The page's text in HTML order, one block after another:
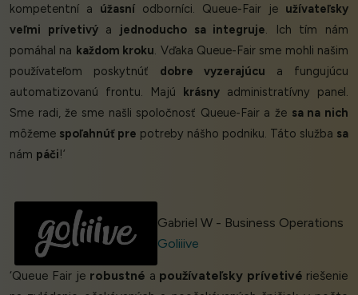
kompetentní a úžasní odborníci. Queue-Fair je užívateľsky
veľmi prívetivýa jednoducho sa integruje . Ich tím nám
pomáhal na každom kroku . Vďaka Queue-Fair sme mohli našim
používateľom poskytnúť dobre vyzerajúcu a fungujúcu
automatizovanú frontu. Majú krásny administratívny panel.
Sme radi, že sme našli spoločnosť Queue-Fair a že sa na nich
môžeme spoľahnúť pre potreby nášho podniku. Táto služba sa
nám páči!’
Gabriel W - Business Operations
Goliiive
‘Queue Fair je robustné a používateľsky prívetivé riešenie